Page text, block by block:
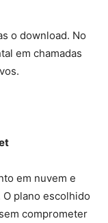
o download. No
em chamadas
em nuvem e
plano escolhido
comprometer